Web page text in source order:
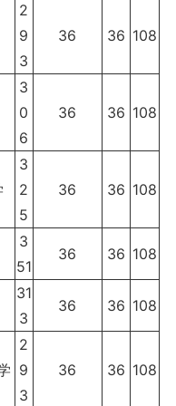
2
9
3
36 36 108
3
0
6
36 36 108
3
2
5
36 36 108
3
51
36 36 108
31
3
36 36 108
2
9
3
36 36 108